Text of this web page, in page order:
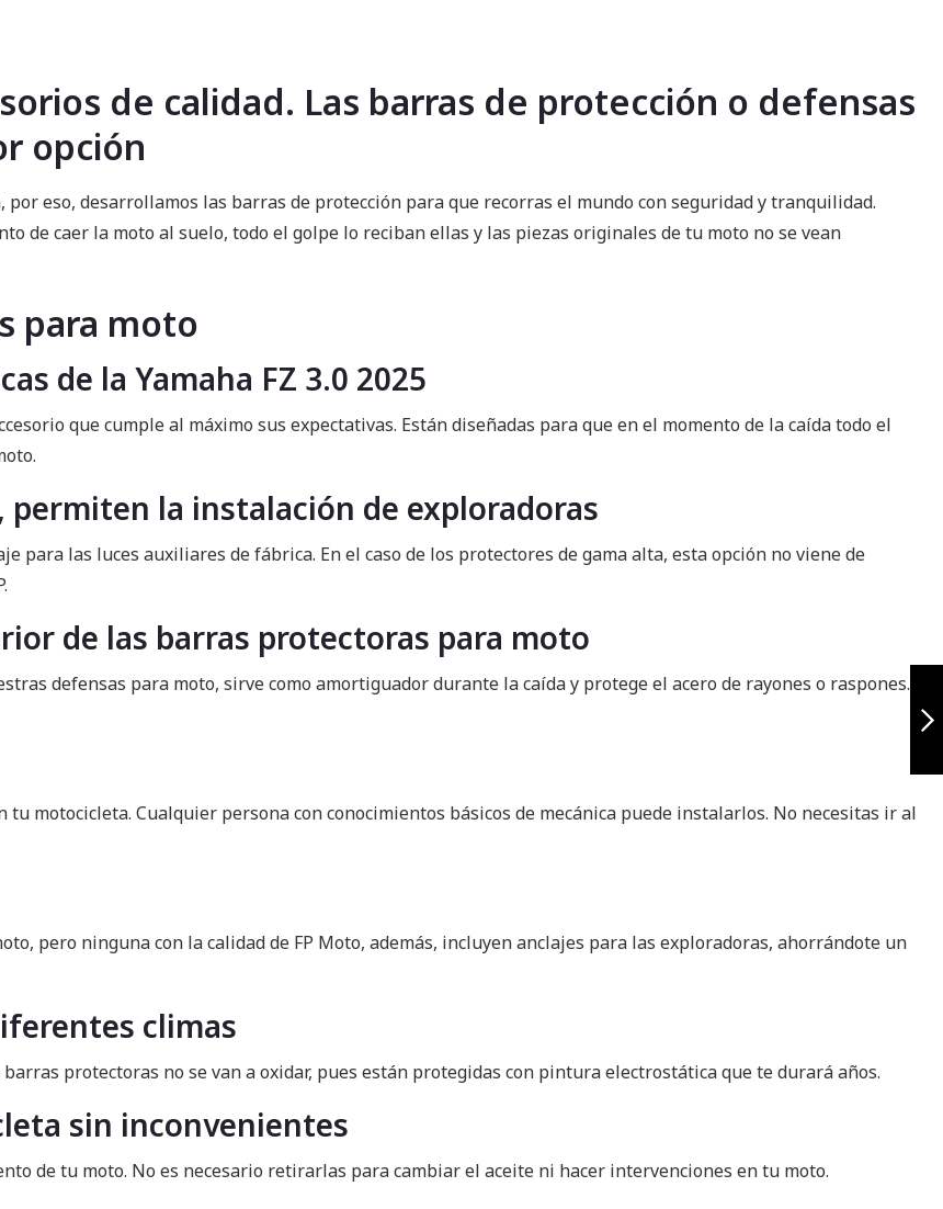
negro/gris
de calidad. Las barras de protección o defensas
opción
eso, desarrollamos las barras de protección para que recorras el mundo con seguridad y tranquilidad.
de caer la moto al suelo, todo el golpe lo reciban ellas y las piezas originales de tu moto no se vean
para moto
de la Yamaha FZ 3.0 2025
que cumple al máximo sus expectativas. Están diseñadas para que en el momento de la caída todo el
permiten la instalación de exploradoras
para las luces auxiliares de fábrica. En el caso de los protectores de gama alta, esta opción no viene de
de las barras protectoras para moto
defensas para moto, sirve como amortiguador durante la caída y protege el acero de rayones o raspones.
motocicleta. Cualquier persona con conocimientos básicos de mecánica puede instalarlos. No necesitas ir al
pero ninguna con la calidad de FP Moto, además, incluyen anclajes para las exploradoras, ahorrándote un
climas
protectoras no se van a oxidar, pues están protegidas con pintura electrostática que te durará años.
sin inconvenientes
de tu moto. No es necesario retirarlas para cambiar el aceite ni hacer intervenciones en tu moto.